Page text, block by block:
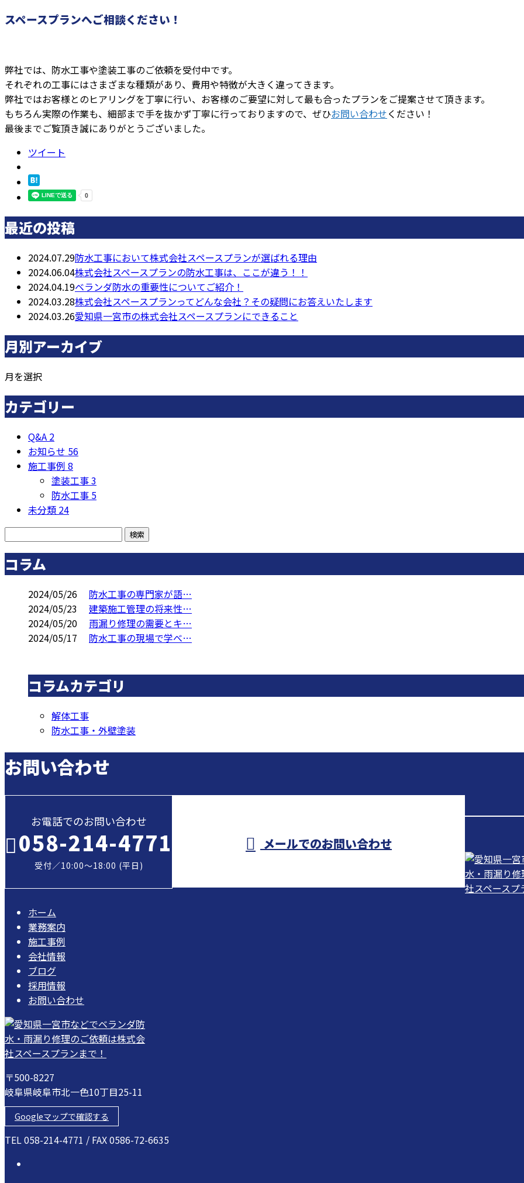
スペースプランへご相談ください！
弊社では、防水工事や塗装工事のご依頼を受付中です。
それぞれの工事にはさまざまな種類があり、費用や特徴が大きく違ってきます。
弊社ではお客様とのヒアリングを丁寧に行い、お客様のご要望に対して最も合ったプランをご提案させて頂きます。
もちろん実際の作業も、細部まで手を抜かず丁寧に行っておりますので、ぜひお問い合わせください！
最後までご覧頂き誠にありがとうございました。
ツイート
最近の投稿
2024.07.29防水工事において株式会社スペースプランが選ばれる理由
2024.06.04株式会社スペースプランの防水工事は、ここが違う！！
2024.04.19ベランダ防水の重要性についてご紹介！
2024.03.28株式会社スペースプランってどんな会社？その疑問にお答えいたします
2024.03.26愛知県一宮市の株式会社スペースプランにできること
月別アーカイブ
月を選択
カテゴリー
Q&A 2
お知らせ 56
施工事例 8
塗装工事3
防水工事 5
未分類 24
コラム
2024/05/26
防水工事の専門家が語…
2024/05/23
建築施工管理の将来性…
2024/05/20
雨漏り修理の需要とキ…
2024/05/17
防水工事の現場で学べ…
コラムカテゴリ
解体工事
防水工事・外壁塗装
お問い合わせ
お電話でのお問い合わせ
058-214-4771
受付／10:00～18:00 (平日)
メールでのお問い合わせ
ホーム
業務案内
施工事例
会社情報
ブログ
採用情報
お問い合わせ
〒500-8227
岐阜県岐阜市北一色10丁目25-11
Googleマップで確認する
TEL 058-214-4771 / FAX 0586-72-6635